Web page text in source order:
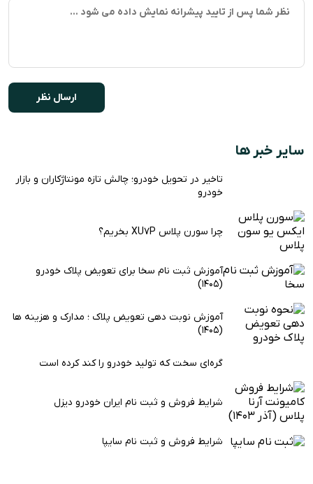
سایر خبر ها
تاخیر در تحویل خودرو؛ چالش تازه مونتاژکاران و بازار
خودرو
چرا سورن پلاس XU7P بخریم؟
آموزش ثبت نام سخا برای تعویض پلاک خودرو
(1405)
آموزش نوبت دهی تعویض پلاک ؛ مدارک و هزینه ها
(1405)
گره‌ای سخت که تولید خودرو را کند کرده است
شرایط فروش و ثبت نام ایران خودرو دیزل
شرایط فروش و ثبت نام سایپا